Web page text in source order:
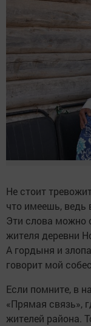
Не стоит
что имеешь, ведь
Эти слова можно
жителя деревни
А гордыня и
говорит мой
Если помните, в
«Прямая связь»,
жителей района.